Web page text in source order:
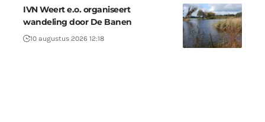
IVN Weert e.o. organiseert
wandeling door De Banen
10 augustus 2026 12:18